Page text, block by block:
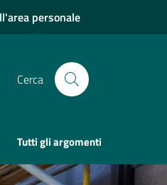
personale
Cerca
Tutti gli argomenti